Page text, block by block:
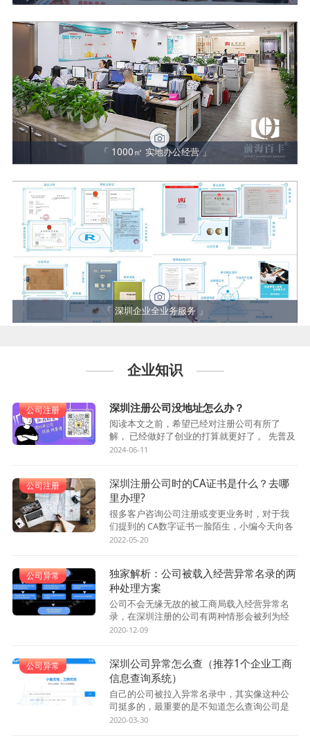
「 1000㎡ 实地办公经营 」
「 深圳企业全业务服务 」
企业知识
公司注册 深圳注册公司没地址怎么办？
阅读本文之前，希望已经对注册公司有所了
解， 已经做好了创业的打算就更好了 。 先普及
一个概念： 实审。指的是实际审查 ，通常是为
2024-06-11
公司注册
深圳注册公司时的CA证书是什么？去哪
里办理?
很多客户咨询公司注册或变更业务时，对于我
们提到的 CA数字证书一脸陌生，小编今天向各
位介绍一下CA数字证书是什么？什么用途？怎
2022-05-20
公司异常
独家解析：公司被载入经营异常名录的两
种处理方案
公司不会无缘无故的被工商局载入经营异常名
录，在深圳注册的公司有两种情形会被列为经
营异常企业，分别是： 未按时申报年报 和通过
2020-12-09
公司异常
深圳公司异常怎么查（推荐1个企业工商
信息查询系统）
自己的公司被拉入异常名录中，其实像这种公
司挺多的，最重要的是不知道怎么查询公司是
否异常，今天前海百丰小编就给大家推荐一个
2020-03-30